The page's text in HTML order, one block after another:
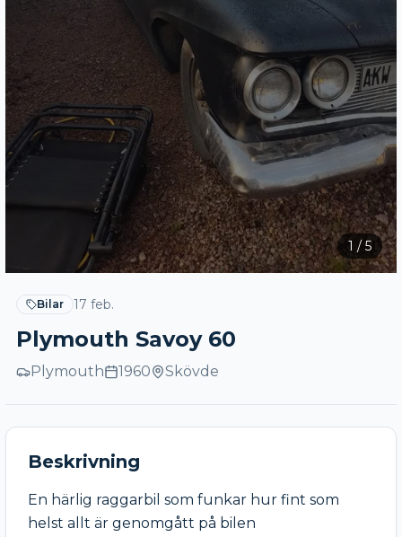
1 / 5
Bilar 17 feb.
Plymouth Savoy 60
Plymouth 1960 Skövde
Beskrivning
En härlig raggarbil som funkar hur fint som
helst allt är genomgått på bilen